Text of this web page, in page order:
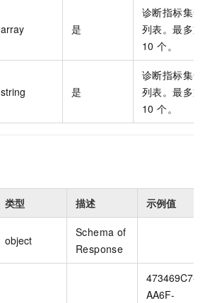
array 是
诊断指标集
列表。最多
10 个。
string 是
诊断指标集
列表。最多
10 个。
类型 描述 示例值
object
Schema of
Response
473469C7-
AA6F-